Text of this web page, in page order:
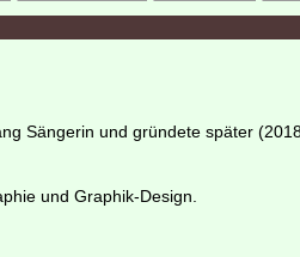
Sängerin und gründete später
und Graphik-Design.